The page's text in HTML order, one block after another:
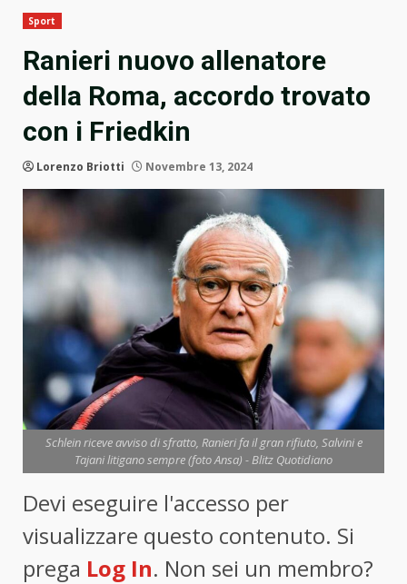
Sport
Ranieri nuovo allenatore
della Roma, accordo trovato
con i Friedkin
Lorenzo Briotti Novembre 13, 2024
Schlein riceve avviso di sfratto, Ranieri fa il gran rifiuto, Salvini e
Tajani litigano sempre (foto Ansa) - Blitz Quotidiano
Devi eseguire l'accesso per
visualizzare questo contenuto. Si
prega Log In. Non sei un membro?